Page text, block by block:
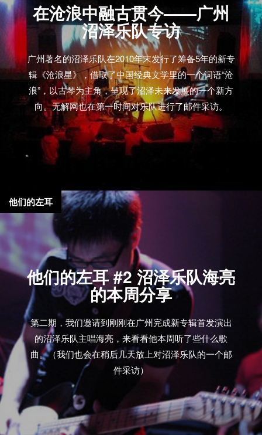
在沧浪中融古贯今——广州
沼泽乐队专访
广州著名的沼泽乐队在2010年末发行了筹备5年的新专
辑《沧浪星》，借取了中国经典文学里的一个词语“沧
浪”，以古琴为主角，呈现了沼泽未来发展的一个新方
向。无解网也在第一时间对乐队进行了邮件采访。
他们的左耳 #2 沼泽乐队海亮
的本周分享
第二期，我们邀请到刚刚在广州完成新专辑首发演出
的沼泽乐队主唱海亮，来看看他本周听了些什么歌
曲。（我们也会在稍后几天放上对沼泽乐队的一个邮
件采访）
他们的左耳